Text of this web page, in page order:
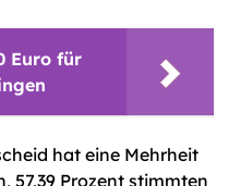
Euro für
hat eine Mehrheit
57,39 Prozent stimmten